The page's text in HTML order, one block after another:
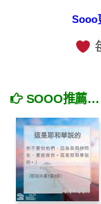
Sooo
SOOO推薦